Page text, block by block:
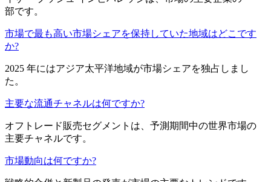
部です。
市場で最も高い市場シェアを保持していた地域はどこです
か?
2025 年にはアジア太平洋地域が市場シェアを独占しまし
た。
主要な流通チャネルは何ですか?
オフトレード販売セグメントは、予測期間中の世界市場の
主要チャネルです。
市場動向は何ですか?